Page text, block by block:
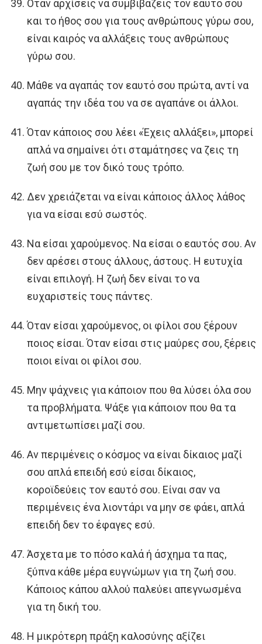
Όταν αρχίσεις να συμβιβάζεις τον εαυτό σου
και το ήθος σου για τους ανθρώπους γύρω σου,
είναι καιρός να αλλάξεις τους ανθρώπους
γύρω σου.
Μάθε να αγαπάς τον εαυτό σου πρώτα, αντί να
αγαπάς την ιδέα του να σε αγαπάνε οι άλλοι.
Όταν κάποιος σου λέει «Έχεις αλλάξει», μπορεί
απλά να σημαίνει ότι σταμάτησες να ζεις τη
ζωή σου με τον δικό τους τρόπο.
Δεν χρειάζεται να είναι κάποιος άλλος λάθος
για να είσαι εσύ σωστός.
Να είσαι χαρούμενος. Να είσαι ο εαυτός σου. Αν
δεν αρέσει στους άλλους, άστους. Η ευτυχία
είναι επιλογή. Η ζωή δεν είναι το να
ευχαριστείς τους πάντες.
Όταν είσαι χαρούμενος, οι φίλοι σου ξέρουν
ποιος είσαι. Όταν είσαι στις μαύρες σου, ξέρεις
ποιοι είναι οι φίλοι σου.
Μην ψάχνεις για κάποιον που θα λύσει όλα σου
τα προβλήματα. Ψάξε για κάποιον που θα τα
αντιμετωπίσει μαζί σου.
Αν περιμένεις ο κόσμος να είναι δίκαιος μαζί
σου απλά επειδή εσύ είσαι δίκαιος,
κοροϊδεύεις τον εαυτό σου. Είναι σαν να
περιμένεις ένα λιοντάρι να μην σε φάει, απλά
επειδή δεν το έφαγες εσύ.
Άσχετα με το πόσο καλά ή άσχημα τα πας,
ξύπνα κάθε μέρα ευγνώμων για τη ζωή σου.
Κάποιος κάπου αλλού παλεύει απεγνωσμένα
για τη δική του.
Η μικρότερη πράξη καλοσύνης αξίζει